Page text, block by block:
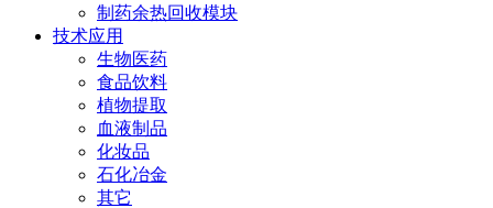
制药余热回收模块
技术应用
生物医药
食品饮料
植物提取
血液制品
化妆品
石化冶金
其它